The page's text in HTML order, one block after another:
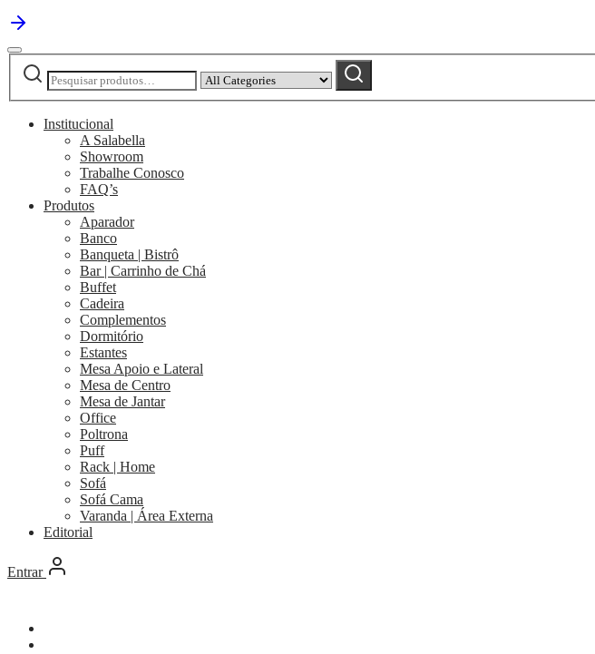
Pesquisar
por:
by
category:
Pesquisar
Institucional
A Salabella
Showroom
Trabalhe Conosco
FAQ’s
Produtos
Aparador
Banco
Banqueta | Bistrô
Bar | Carrinho de Chá
Buffet
Cadeira
Complementos
Dormitório
Estantes
Mesa Apoio e Lateral
Mesa de Centro
Mesa de Jantar
Office
Poltrona
Puff
Rack | Home
Sofá
Sofá Cama
Varanda | Área Externa
Editorial
Entrar